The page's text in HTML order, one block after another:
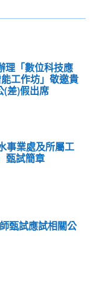
理「數位科技應
工作坊」敬邀貴
(差)假出席
事業處及所屬工
甄試簡章
甄試應試相關公